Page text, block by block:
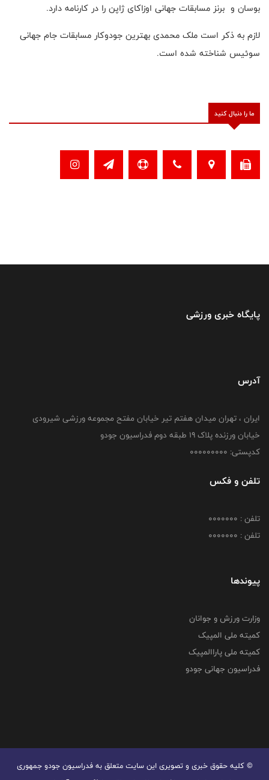
بوسان و برنز مسابقات جهانی اوزاکای ژاپن را در کارنامه دارد.
لازم به ذکر است ملک محمدی بهترین جودوکار مسابقات جام جهانی
سوئیس شناخته شده است.
ما را دنبال کنید
پایگاه خبری ورزشی
آدرس
ایران ، تهران میدان هفتم تیر خیابان مفتح مجموعه ورزشی شیرودی
خیابان ورزنده پلاک ۱۹ طبقه دوم فدراسیون جودو
کدپستی: 000000000
تلفن و فکس
تلفن : 0000000
تلفن : 0000000
پیوندها
وزارت ورزش و جوانان
کمیته ملی المپیک
کمیته ملی پاراالمپیک
فدراسیون جهانی جودو
© کليه حقوق خبری و تصويری اين سايت متعلق به فدراسیون جودو جمهوری